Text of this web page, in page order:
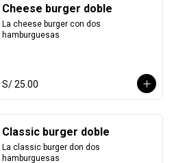
Cheese burger doble
La cheese burger con dos
hamburguesas
S/ 25.00
Classic burger doble
La classic burger don dos
hamburguesas